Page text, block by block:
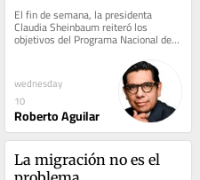
El fin de semana, la presidenta
Claudia Sheinbaum reiteró los
objetivos del Programa Nacional de
Vivienda 2026-2030 que tiene como
wednesday
10
Roberto Aguilar
La migración no es el